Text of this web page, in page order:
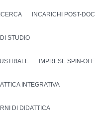
INCARICHI POST-DOC
STUDIO
IMPRESE SPIN-OFF
INTEGRATIVA
DI DIDATTICA